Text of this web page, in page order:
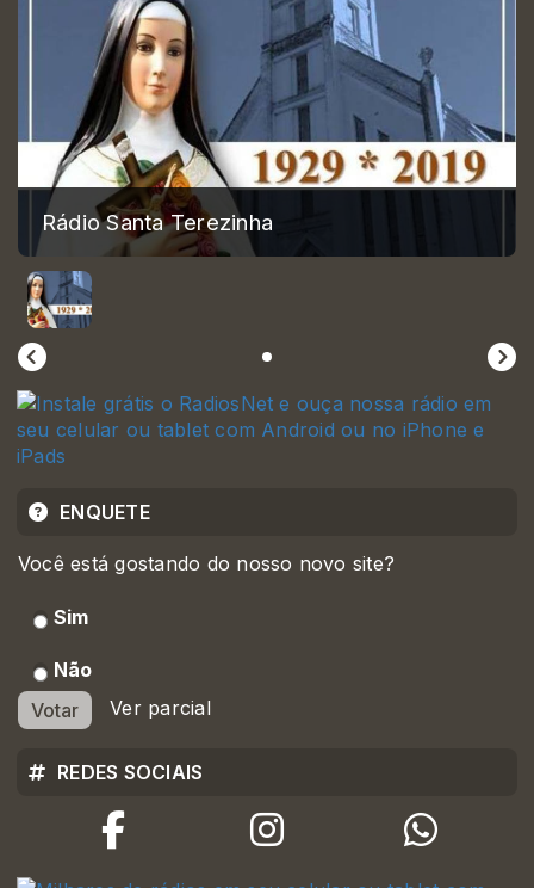
Rádio Santa Terezinha
ENQUETE
Você está gostando do nosso novo site?
Sim
Não
Votar
Ver parcial
REDES SOCIAIS